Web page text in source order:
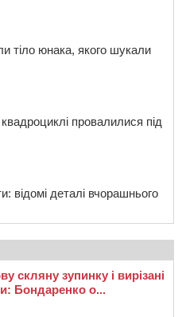
тіло юнака, якого шукали
провалилися під
відомі деталі вчорашнього
скляну зупинку і вирізані
Бондаренко о...